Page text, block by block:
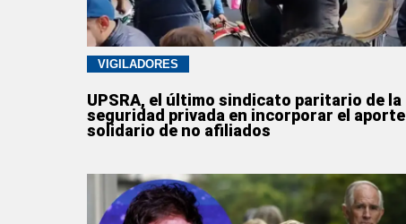
VIGILADORES
UPSRA, el último sindicato paritario de la
seguridad privada en incorporar el aporte
solidario de no afiliados